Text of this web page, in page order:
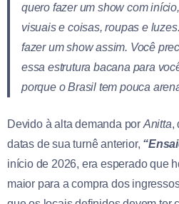
quero fazer um show com
visuais e coisas, roupas e
fazer um show assim. Você
essa estrutura bacana para
porque o Brasil tem pouca
Devido à alta demanda por Anitta,
datas de sua turnê anterior,
início de 2026, era esperado que
maior para a compra dos